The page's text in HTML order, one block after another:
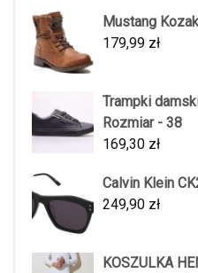
Mustang
179,99 zł
Trampki
Rozmiar - 38
169,30 zł
Calvin Klein
249,90 zł
KOSZULKA